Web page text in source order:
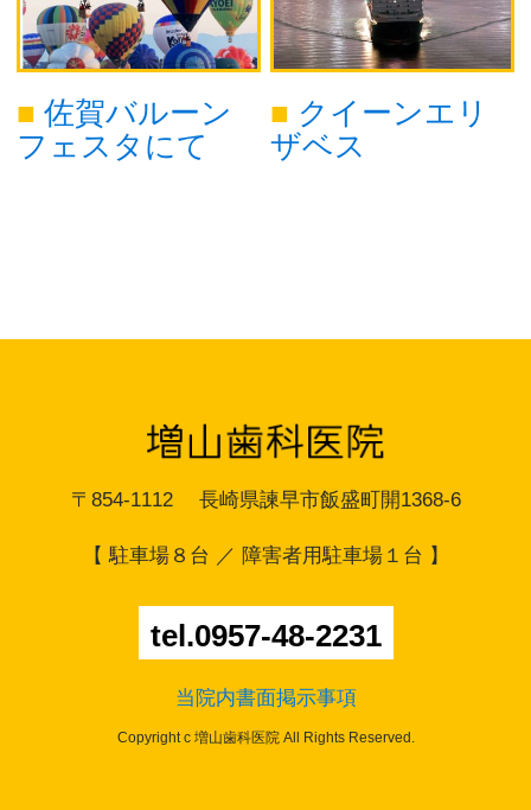
佐賀バルーン
フェスタにて
クイーンエリ
ザベス
〒854-1112 長崎県諫早市飯盛町開1368-6
【 駐車場８台 ／ 障害者用駐車場１台 】
tel.0957-48-2231
当院内書面掲示事項
Copyright c 増山歯科医院 All Rights Reserved.